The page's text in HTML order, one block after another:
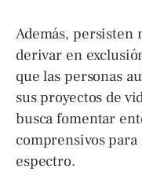
Además, persisten
derivar en
que las personas
sus proyectos de
busca fomentar
comprensivos
espectro.